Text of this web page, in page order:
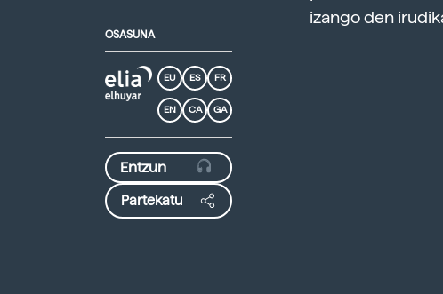
OSASUNA
EU ES FR
EN CA GA
Partekatu
izango den